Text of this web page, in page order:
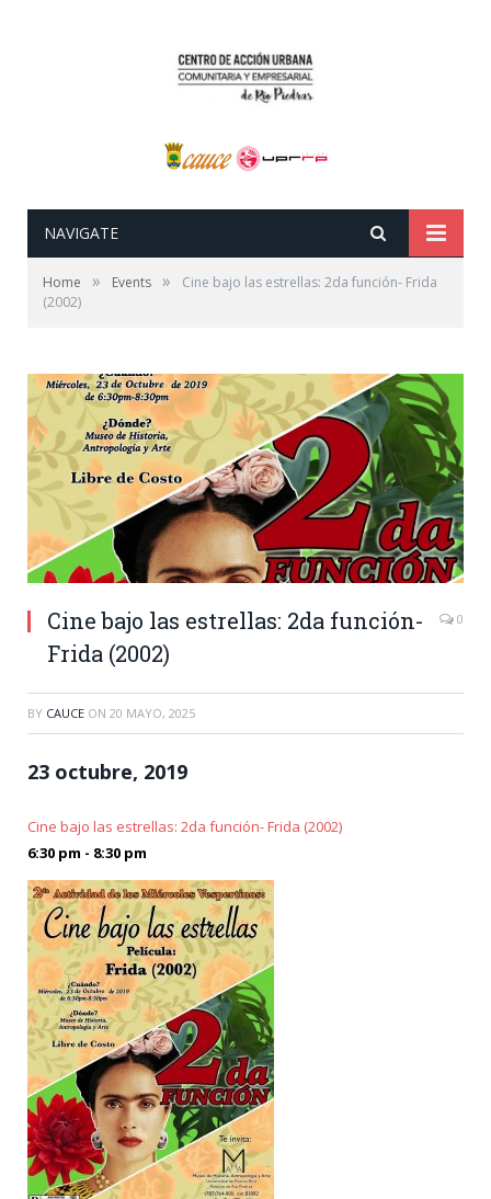
NAVIGATE
Home » Events »
Cine bajo las estrellas: 2da función- Frida
(2002)
Cine bajo las estrellas: 2da función-
Frida (2002)
0
BY CAUCE ON 20 MAYO, 2025
23 octubre, 2019
Cine bajo las estrellas: 2da función- Frida (2002)
6:30 pm - 8:30 pm